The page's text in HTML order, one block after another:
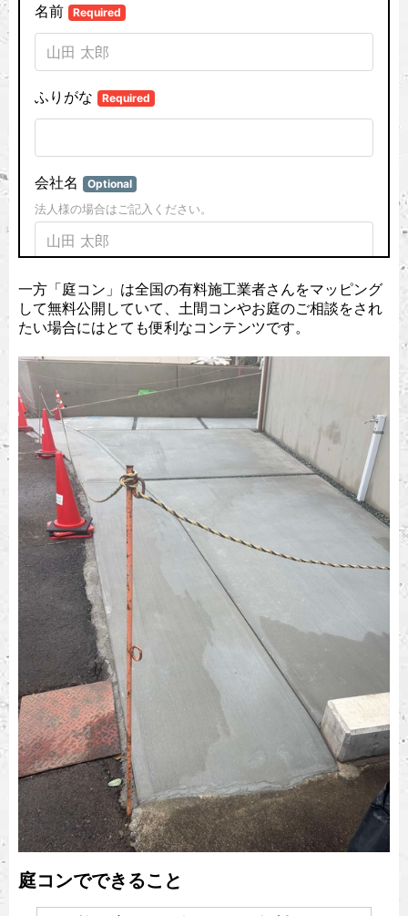
一方「庭コン」は全国の有料施工業者さんをマッピング
して無料公開していて、土間コンやお庭のご相談をされ
たい場合にはとても便利なコンテンツです。
庭コンでできること